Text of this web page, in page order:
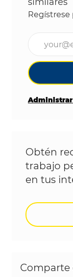
Ingrese la
Obtén
trabajo
en tus